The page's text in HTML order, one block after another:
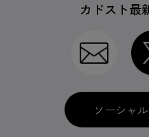
カドスト最
ソーシャ